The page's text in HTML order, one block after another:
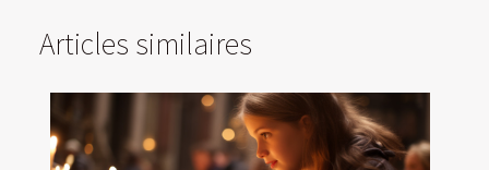
Articles similaires